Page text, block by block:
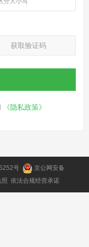
获取验证码
《隐私政策》
号
京公网安备
照 依法合规经营承诺